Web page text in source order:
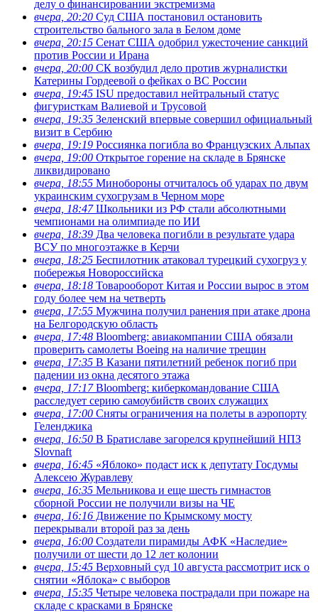
делу о финансировании экстремизма
вчера, 20:20 Суд США постановил остановить
строительство бального зала в Белом доме
вчера, 20:15 Сенат США одобрил ужесточение санкций
против России и Ирана
вчера, 20:00 СК возбудил дело против журналистки
Катерины Гордеевой о фейках о ВС России
вчера, 19:45 ISU предоставил нейтральный статус
фигуристкам Валиевой и Трусовой
вчера, 19:35 Зеленский впервые совершил официальный
визит в Сербию
вчера, 19:19 Россиянка погибла во Французских Альпах
вчера, 19:00 Открытое горение на складе в Брянске
ликвидировано
вчера, 18:55 Минобороны отчиталось об ударах по двум
украинским сухогрузам в Черном море
вчера, 18:47Школьники из РФ стали абсолютными
чемпионами на олимпиаде по ИИ
вчера, 18:39 Два человека погибли в результате удара
ВСУ по многоэтажке в Керчи
вчера, 18:25 Беспилотник атаковал турецкий сухогруз у
побережья Новороссийска
вчера, 18:18 Товарооборот Китая и России вырос в этом
году более чем на четверть
вчера, 17:55 Мужчина получил ранения при атаке дрона
на Белгородскую область
вчера, 17:48 Bloomberg: авиакомпании США обязали
проверить самолеты Boeing на наличие трещин
вчера, 17:35 В Казани пятилетний ребенок погиб при
падении из окна десятого этажа
вчера, 17:17Bloomberg: киберкомандование США
расследует серию самоубийств своих служащих
вчера, 17:00 Сняты ограничения на полеты в аэропорту
Геленджика
вчера, 16:50 В Братиславе загорелся крупнейший НПЗ
Slovnaft
вчера, 16:45 «Яблоко» подаст иск к депутату Госдумы
Алексею Журавлеву
вчера, 16:35 Мельникова и еще шесть гимнастов
сборной России не получили визы на ЧЕ
вчера, 16:16 Движение по Крымскому мосту
перекрывали второй раз за день
вчера, 16:00 Создатели пирамиды АФК «Наследие»
получили от шести до 12 лет колонии
вчера, 15:45 Верховный суд 10 августа рассмотрит иск о
снятии «Яблока» с выборов
вчера, 15:35 Четыре человека пострадали при пожаре на
складе с красками в Брянске